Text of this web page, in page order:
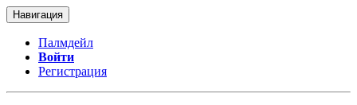
Навигация
Палмдейл
Войти
Регистрация